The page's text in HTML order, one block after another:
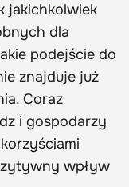
jakichkolwiek
dla
podejście do
znajduje już
Coraz
i gospodarzy
wpływ